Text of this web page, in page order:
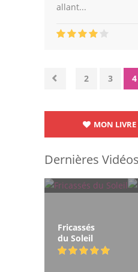
allant...
2 3 4
MON LIVRE
Dernières Vidéos
Fricassés
du Soleil